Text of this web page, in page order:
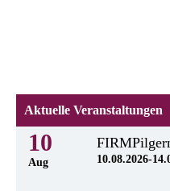
Aktuelle Veranstaltungen
10
Aug 10.08.2026-